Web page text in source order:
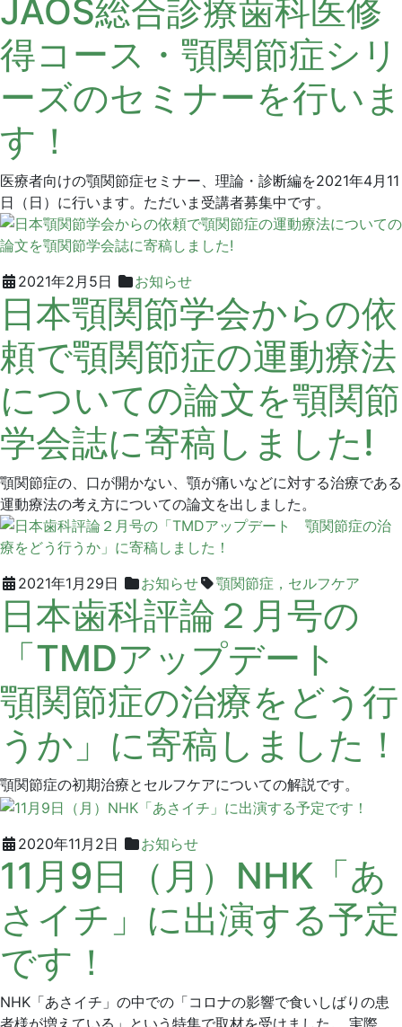
10
月
4
ー
ン
デ
タ
リ
ッ
ク
JAOS総合診療歯科医修
得コース・顎関節症シリ
ーズのセミナーを行いま
す！
医療者向けの顎関節症セミナー、理論・診断編を2021年4月11
日（日）に行います。ただいま受講者募集中です。
2021年2月5日 お知らせ2022
年
1
月
21
日
グ
リ
ー
ン
デ
ン
タ
ル
ク
リ
ニ
ッ
ク
日本顎関節学会からの依
頼で顎関節症の運動療法
についての論文を顎関節
学会誌に寄稿しました!
顎関節症の、口が開かない、顎が痛いなどに対する治療である
運動療法の考え方についての論文を出しました。
2021年1月29日 お知らせ 顎関節症，セルフケア
日
ン
タ
ク
日本歯科評論２月号の
「TMDアップデート
顎関節症の治療をどう行
うか」に寄稿しました！
顎関節症の初期治療とセルフケアについての解説です。
2020年11月2日 お知らせ2021
年
10
月
4
グ
リ
ー
ン
デ
ル
ク
11月9日（月）NHK「あ
さイチ」に出演する予定
です！
NHK「あさイチ」の中での「コロナの影響で食いしばりの患